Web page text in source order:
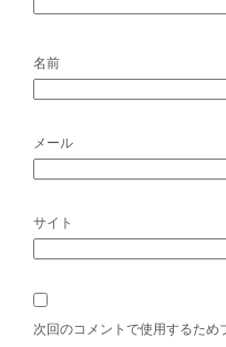
名前
メール
サイト
次回のコメントで使用するた